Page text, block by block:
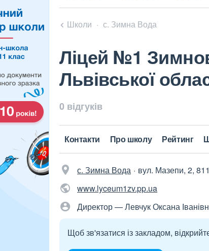
Школи с. Зимна Вода
Ліцей №1
Львівської
0 відгуків
Контакти Про школу Рейтинг
с. Зимна Вода вул. Мазепи, 2,
www.lyceum1zv.pp.ua
Директор — Левчук Оксана
Щоб зв'язатися із закладом,